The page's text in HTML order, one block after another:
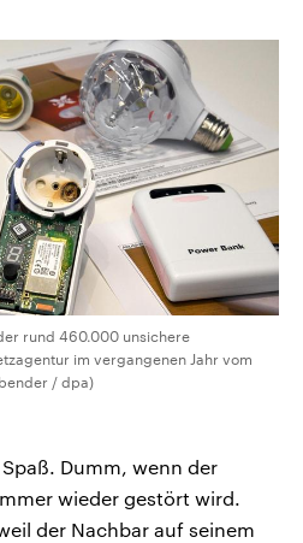
rund 460.000 unsichere
im vergangenen Jahr vom
/ dpa)
Dumm, wenn der
wieder gestört wird.
der Nachbar auf seinem